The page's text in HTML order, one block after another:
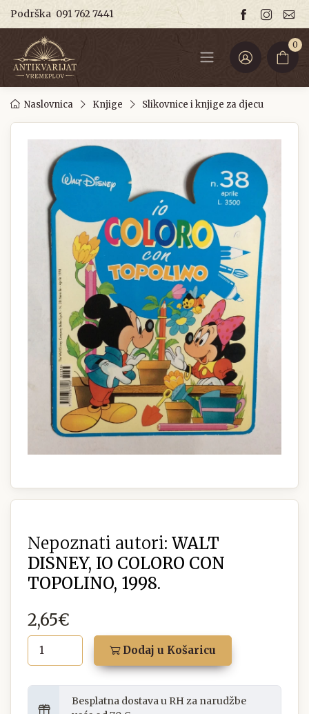
Podrška 091 762 7441
0
Naslovnica Knjige Slikovnice i knjige za djecu
Nepoznati autori: WALT
DISNEY, IO COLORO CON
TOPOLINO, 1998.
2,65€
Dodaj u Košaricu
Besplatna dostava u RH za narudžbe